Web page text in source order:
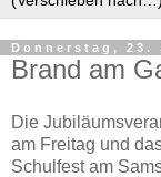
Donnerstag, 23.
Brand am
Die
am Freitag und
Schulfest am